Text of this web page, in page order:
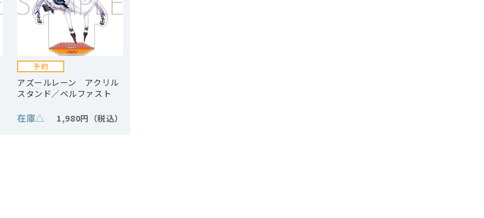
アズールレーン アクリル
スタンド／ベルファスト
在庫△ 1,980円